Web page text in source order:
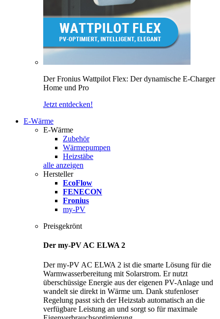
Der Fronius Wattpilot Flex: Der dynamische E-Charger
Home und Pro
Jetzt entdecken!
E-Wärme
E-Wärme
Zubehör
Wärmepumpen
Heizstäbe
alle anzeigen
Hersteller
EcoFlow
FENECON
Fronius
my-PV
Preisgekrönt
Der my-PV AC ELWA 2
Der my-PV AC ELWA 2 ist die smarte Lösung für die
Warmwasserbereitung mit Solarstrom. Er nutzt
überschüssige Energie aus der eigenen PV-Anlage und
wandelt sie direkt in Wärme um. Dank stufenloser
Regelung passt sich der Heizstab automatisch an die
verfügbare Leistung an und sorgt so für maximale